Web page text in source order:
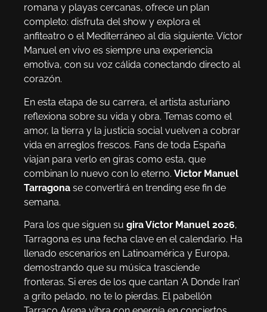
romana y playas cercanas, ofrece un plan
completo: disfruta del show y explora el
anfiteatro o el Mediterráneo al día siguiente. Víctor
Manuel en vivo es siempre una experiencia
emotiva, con su voz cálida conectando directo al
corazón.
En esta etapa de su carrera, el artista asturiano
reflexiona sobre su vida y obra. Temas como el
amor, la tierra y la justicia social vuelven a cobrar
vida en arreglos frescos. Fans de toda España
viajan para verlo en giras como esta, que
combinan lo nuevo con lo eterno. Victor Manuel
Tarragona se convertirá en trending ese fin de
semana.
Para los que siguen su gira Víctor Manuel 2026,
Tarragona es una fecha clave en el calendario. Ha
llenado escenarios en Latinoamérica y Europa,
demostrando que su música trasciende
fronteras. Si eres de los que cantan ‘A Donde Iran’
a grito pelado, no te lo pierdas. El pabellón